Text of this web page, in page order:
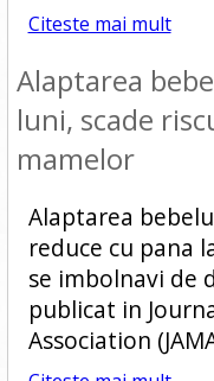
Citeste mai mult
Alaptarea
luni, scade
mamelor
Alaptarea
reduce cu pana
se imbolnavi de
publicat in
Association